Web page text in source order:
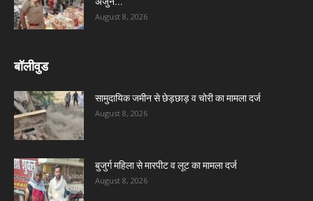
August 8, 2026
बॉलीवुड
सामुदायिक जमीन से छेड़छाड़ व चोरी का मामला दर्ज
August 8, 2026
बुजुर्ग महिला से मारपीट व लूट का मामला दर्ज
August 8, 2026